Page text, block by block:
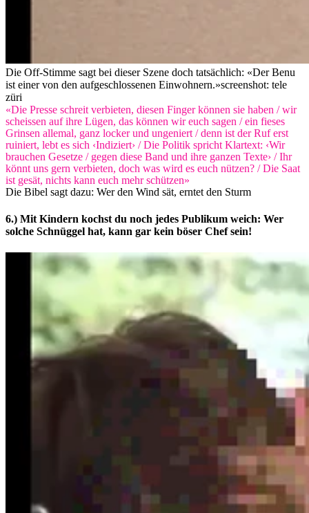
Die Off-Stimme sagt bei dieser Szene doch tatsächlich: «Der Benu
ist einer von den aufgeschlossenen Einwohnern.»screenshot: tele
züri
«Die Presse schreit verbieten, diesen Finger können sie haben / wir
scheissen auf ihre Lügen, das können wir euch sagen / ein fieses
Grinsen allemal, ganz locker und ungeniert / denn ist der Ruf erst
ruiniert, lebt es sich ‹Indiziert› / Die Politik spricht Klartext: ‹Wir
brauchen Gesetze / gegen diese Band und ihre ganzen Texte› / Ihr
könnt uns gern verbieten, doch was wird es euch nützen? / Die Saat
ist gesät, nichts kann euch mehr schützen»
Die Bibel sagt dazu: Wer den Wind sät, erntet den Sturm
6.) Mit Kindern kochst du noch jedes Publikum weich: Wer
solche Schnüggel hat, kann gar kein böser Chef sein!